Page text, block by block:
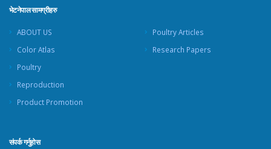
भेटनेपाल सामग्रीहरु
ABOUT US
Color Atlas
Poultry
Reproduction
Product Promotion
Poultry Articles
Research Papers
संपर्क गर्नुहोस